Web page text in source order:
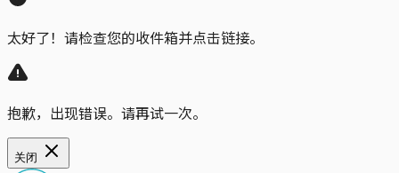
太好了！请检查您的收件箱并点击链接。
抱歉，出现错误。请再试一次。
关闭